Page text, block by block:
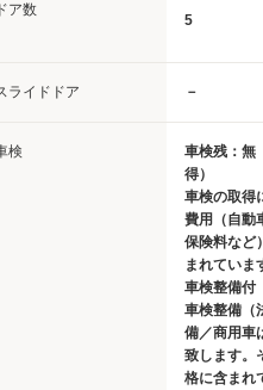
ドア数
5
ライドドア －
検
車検残：無
得）
車検の取得
費用（自動
保険料など
まれていま
車検整備付
車検整備（
備／商用車
致します。
格に含まれ